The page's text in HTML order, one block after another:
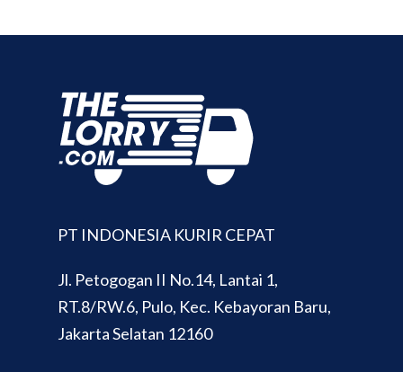
PT INDONESIA KURIR CEPAT
Jl. Petogogan II No.14, Lantai 1,
RT.8/RW.6, Pulo, Kec. Kebayoran Baru,
Jakarta Selatan 12160